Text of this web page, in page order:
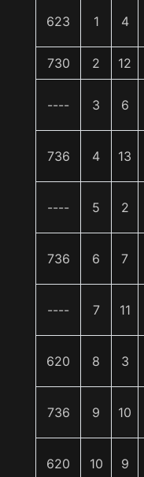
623 1 4
730 2 12
---- 3 6
736 4 13
---- 5 2
736 6 7
---- 7 11
620 8 3
736 9 10
620 10 9